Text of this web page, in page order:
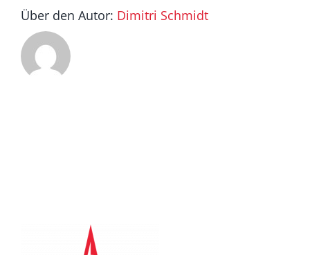
Über den Autor: Dimitri Schmidt